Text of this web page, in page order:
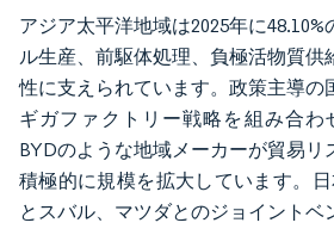
アジア太平洋地域は2025年に
ル生産、前駆体処理、負極活物質供
性に支えられています。政策主導の
ギガファクトリー戦略を組み合わ
BYDのような地域メーカーが貿易リ
積極的に規模を拡大しています。日
とスバル、マツダとのジョイントベ